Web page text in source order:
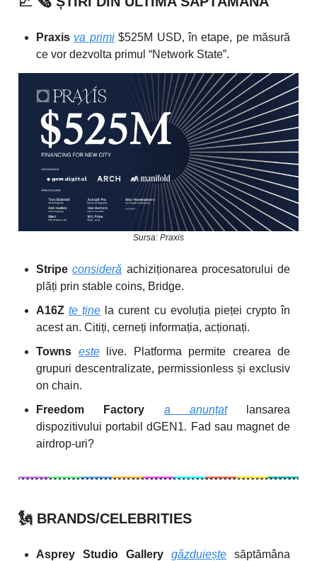
Praxis va primi$525M USD, în etape, pe măsură
ce vor dezvolta primul “Network State”.
Sursa: Praxis
Stripe consideră achiziționarea procesatorului de
plăți prin stable coins, Bridge.
A16Z te ține la curent cu evoluția pieței crypto în
acest an. Citiți, cerneți informația, acționați.
Towns estelive. Platforma permite crearea de
grupuri descentralizate, permissionless și exclusiv
on chain.
Freedom Factory a anunțatlansarea
dispozitivului portabil dGEN1. Fad sau magnet de
airdrop-uri?
🗽 BRANDS/CELEBRITIES
Asprey Studio Gallery găzduiește săptămâna